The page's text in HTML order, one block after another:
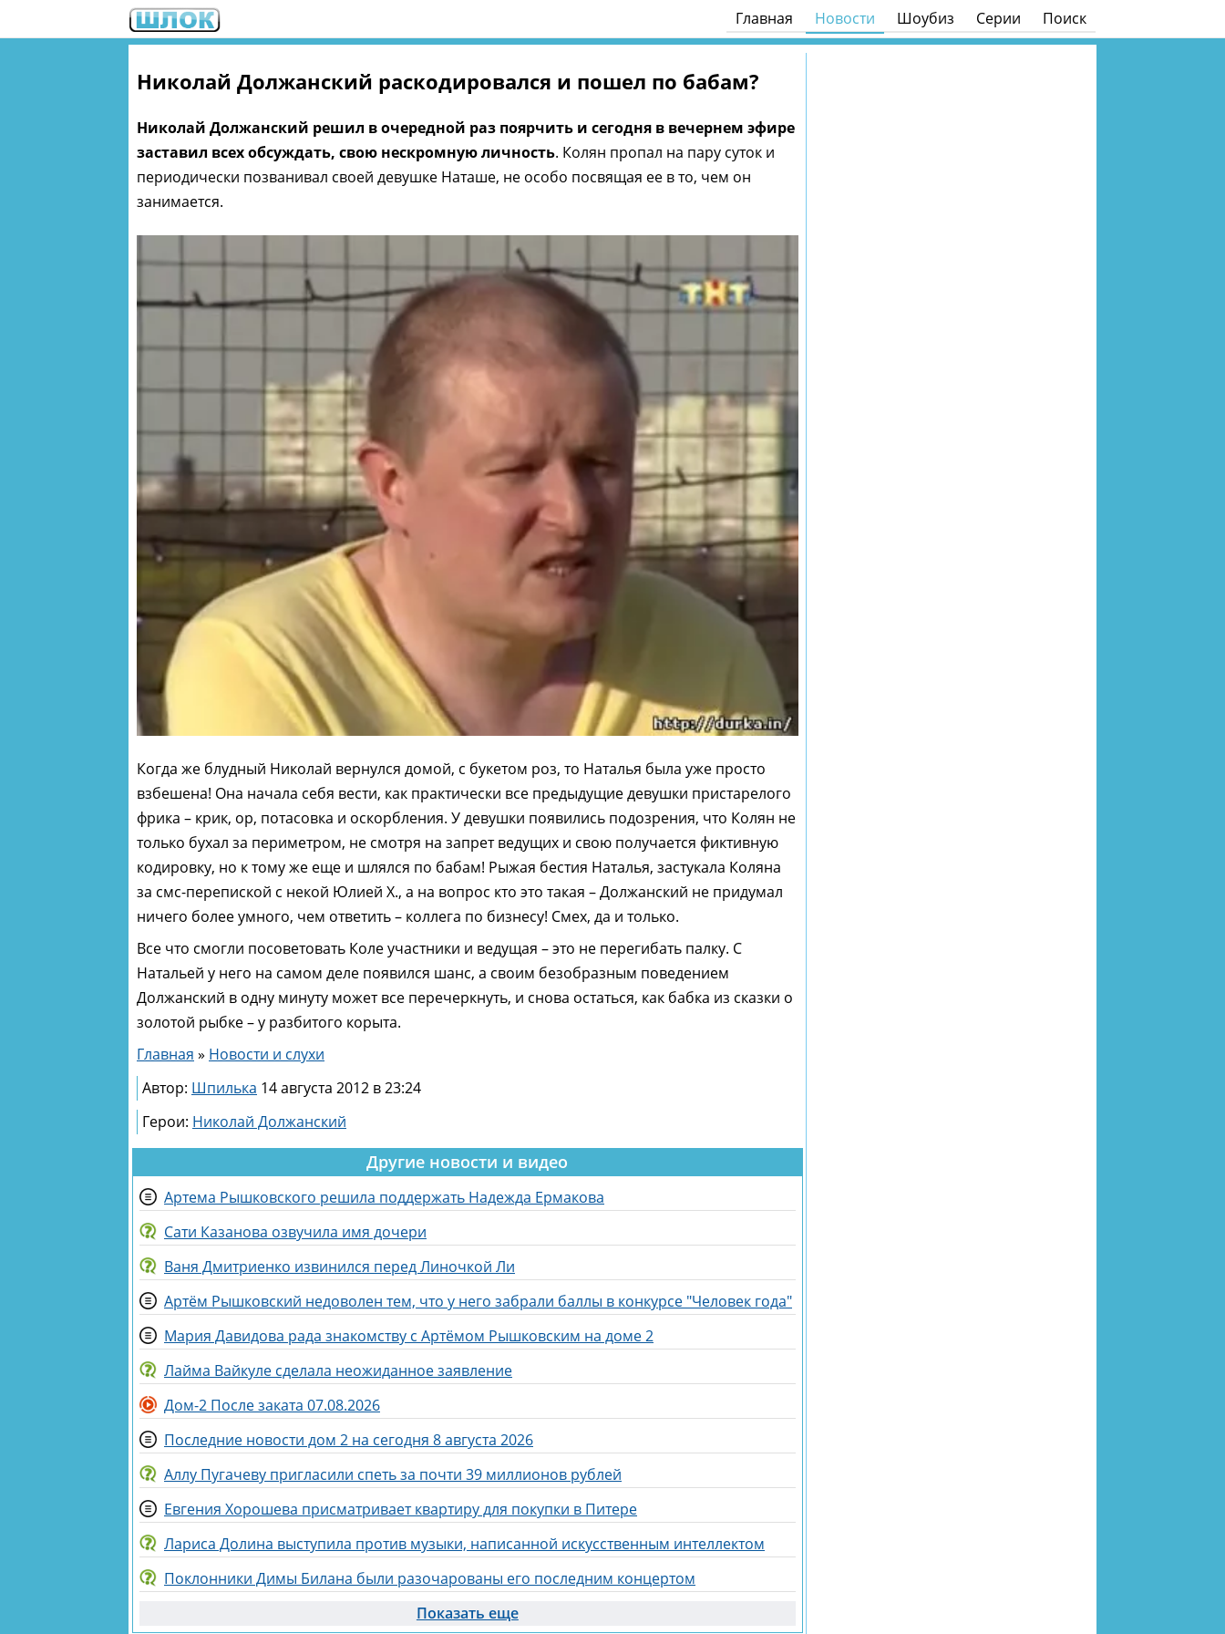
Главная Новости Шоубиз Серии Поиск
Николай Должанский раскодировался и пошел по бабам?
Николай Должанский решил в очередной раз поярчить и сегодня в вечернем эфире
заставил всех обсуждать, свою нескромную личность. Колян пропал на пару суток и
периодически позванивал своей девушке Наташе, не особо посвящая ее в то, чем он
занимается.
Когда же блудный Николай вернулся домой, с букетом роз, то Наталья была уже просто
взбешена! Она начала себя вести, как практически все предыдущие девушки пристарелого
фрика – крик, ор, потасовка и оскорбления. У девушки появились подозрения, что Колян не
только бухал за периметром, не смотря на запрет ведущих и свою получается фиктивную
кодировку, но к тому же еще и шлялся по бабам! Рыжая бестия Наталья, застукала Коляна
за смс-перепиской с некой Юлией Х., а на вопрос кто это такая – Должанский не придумал
ничего более умного, чем ответить – коллега по бизнесу! Смех, да и только.
Все что смогли посоветовать Коле участники и ведущая – это не перегибать палку. С
Натальей у него на самом деле появился шанс, а своим безобразным поведением
Должанский в одну минуту может все перечеркнуть, и снова остаться, как бабка из сказки о
золотой рыбке – у разбитого корыта.
Главная » Новости и слухи
Автор: Шпилька 14 августа 2012 в 23:24
Герои: Николай Должанский
Другие новости и видео
Артема Рышковского решила поддержать Надежда Ермакова
Сати Казанова озвучила имя дочери
Ваня Дмитриенко извинился перед Линочкой Ли
Артём Рышковский недоволен тем, что у него забрали баллы в конкурсе "Человек года"
Мария Давидова рада знакомству с Артёмом Рышковским на доме 2
Лайма Вайкуле сделала неожиданное заявление
Дом-2 После заката 07.08.2026
Последние новости дом 2 на сегодня 8 августа 2026
Аллу Пугачеву пригласили спеть за почти 39 миллионов рублей
Евгения Хорошева присматривает квартиру для покупки в Питере
Лариса Долина выступила против музыки, написанной искусственным интеллектом
Поклонники Димы Билана были разочарованы его последним концертом
Показать еще